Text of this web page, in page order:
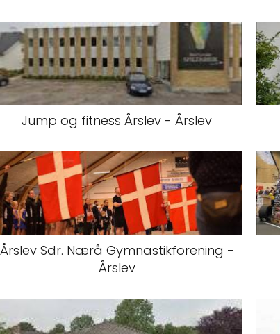
Jump og fitness Årslev - Årslev
Årslev Sdr. Nærå Gymnastikforening -
Årslev